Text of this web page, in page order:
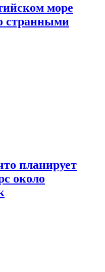
море
странными
планирует
около